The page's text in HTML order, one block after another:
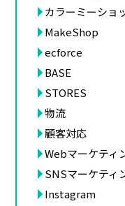
カラーミーショ
MakeShop
ecforce
BASE
STORES
物流
顧客対応
Webマーケティ
SNSマーケティ
Instagram